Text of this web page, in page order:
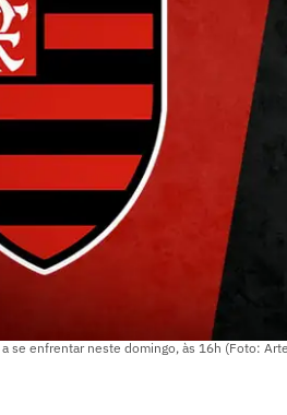
se enfrentar neste domingo, às 16h (Foto: